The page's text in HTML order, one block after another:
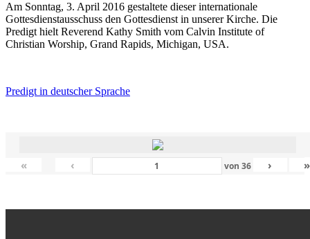
Am Sonntag, 3. April 2016 gestaltete dieser internationale
Gottesdienstausschuss den Gottesdienst in unserer Kirche. Die
Predigt hielt Reverend Kathy Smith vom Calvin Institute of
Christian Worship, Grand Rapids, Michigan, USA.
Predigt in deutscher Sprache
« ‹ von 36 › »